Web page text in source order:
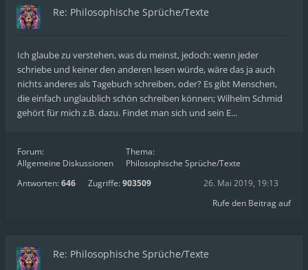
Re: Philosophische Sprüche/Texte
Ich glaube zu verstehen, was du meinst, jedoch: wenn jeder
schriebe und keiner den anderen lesen würde, wäre das ja auch
nichts anderes als Tagebuch schreiben, oder? Es gibt Menschen,
die einfach unglaublich schön schreiben können; Wilhelm Schmid
gehört für mich z.B. dazu. Findet man sich und sein E...
Forum:
Allgemeine Diskussionen
Thema:
Philosophische Sprüche/Texte
Antworten:646 Zugriffe:903509
26. Mai 2019, 19:13
Rufe den Beitrag auf
Re: Philosophische Sprüche/Texte